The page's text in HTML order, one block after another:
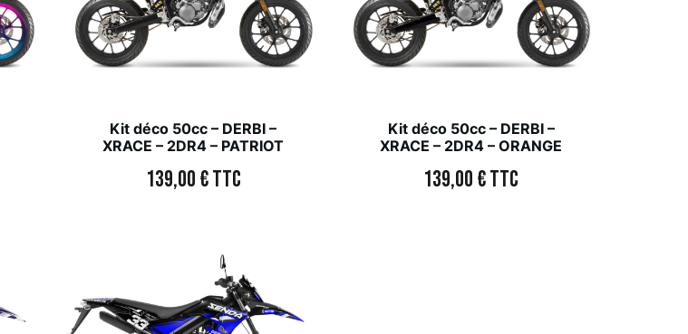
Kit déco 50cc – DERBI –
XRACE – 2DR4 – PATRIOT
139,00€TTC
Kit déco 50cc – DERBI –
XRACE – 2DR4 – ORANGE
139,00€TTC